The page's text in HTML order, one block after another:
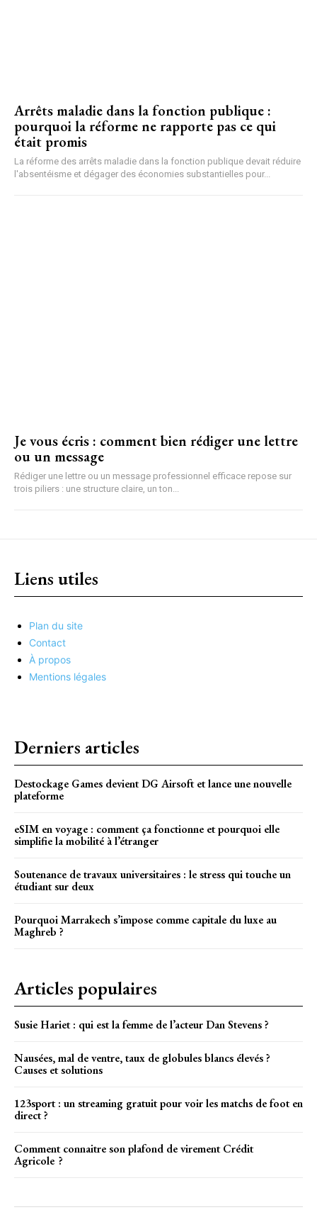
Arrêts maladie dans la fonction publique :
pourquoi la réforme ne rapporte pas ce qui
était promis
La réforme des arrêts maladie dans la fonction publique devait réduire
l'absentéisme et dégager des économies substantielles pour...
Je vous écris : comment bien rédiger une lettre
ou un message
Rédiger une lettre ou un message professionnel efficace repose sur
trois piliers : une structure claire, un ton...
Liens utiles
Plan du site
Contact
À propos
Mentions légales
Derniers articles
Destockage Games devient DG Airsoft et lance une nouvelle
plateforme
eSIM en voyage : comment ça fonctionne et pourquoi elle
simplifie la mobilité à l’étranger
Soutenance de travaux universitaires : le stress qui touche un
étudiant sur deux
Pourquoi Marrakech s’impose comme capitale du luxe au
Maghreb ?
Articles populaires
Susie Hariet : qui est la femme de l’acteur Dan Stevens ?
Nausées, mal de ventre, taux de globules blancs élevés ?
Causes et solutions
123sport : un streaming gratuit pour voir les matchs de foot en
direct ?
Comment connaitre son plafond de virement Crédit
Agricole ?